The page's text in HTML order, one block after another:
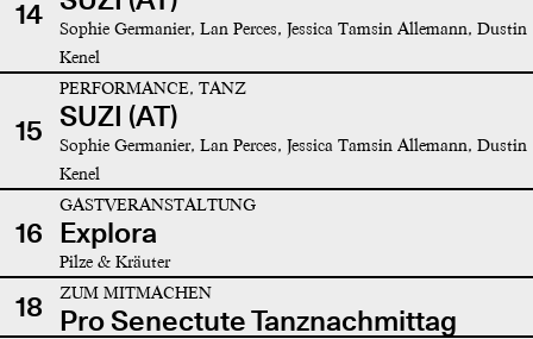
14
Sophie Germanier, Lan Perces, Jessica Tamsin Allemann, Dustin
Kenel
15
PERFORMANCE, TANZ
SUZI (AT)
Sophie Germanier, Lan Perces, Jessica Tamsin Allemann, Dustin
Kenel
16
GASTVERANSTALTUNG
Explora
Pilze & Kräuter
18 ZUM MITMACHEN
Pro Senectute Tanznachmittag